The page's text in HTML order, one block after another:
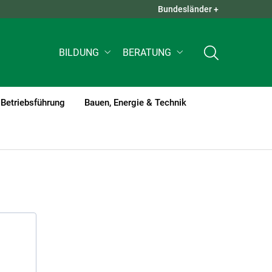
QUICK LINKS +
Bundesländer +
BILDUNG BERATUNG
Betriebsführung Bauen, Energie & Technik